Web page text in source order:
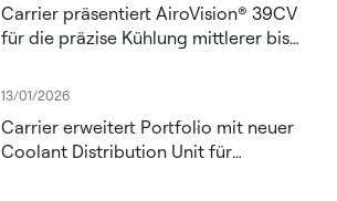
Carrier präsentiert AiroVision® 39CV
für die präzise Kühlung mittlerer bis
13/01/2026
Carrier erweitert Portfolio mit neuer
Coolant Distribution Unit für